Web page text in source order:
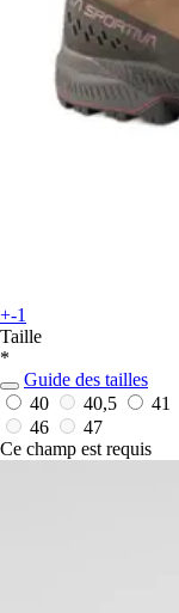
+-1
Taille
*
Guide des tailles
40
40,5 41
46
47
Ce champ est requis